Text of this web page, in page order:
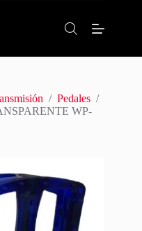
/ Pedales /
WP-